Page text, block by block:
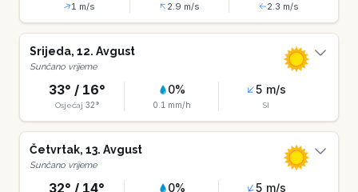
1 m/s
2.9 m/s
2.3 m/s
Srijeda, 12. Avgust
Sunčano vrijeme
33° / 16°
Osjećaj 32°
0%
0.1 mm/h
5 m/s
SI
Četvrtak, 13. Avgust
Sunčano vrijeme
32° / 14° 0% 5 m/s